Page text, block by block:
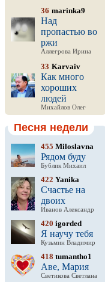
36 marinka9
Над
пропастью во
ржи
Аллегрова Ирина
33 Karvaiv
Как много
хороших
людей
Михайлов Олег
Песня недели
455 Miloslavna
Рядом буду
Бублик Михаил
422 Yanika
Счастье на
двоих
Иванов Александр
420 igorded
Я научу тебя
Кузьмин Владимир
418 tumantho1
Аве, Мария
Светикова Светлана